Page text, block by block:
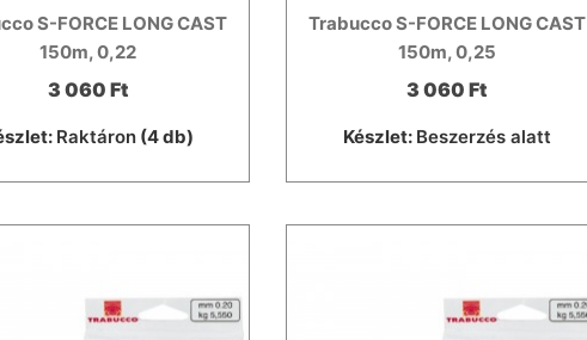
S-FORCE LONG CAST
150m, 0,22
3 060 Ft
Raktáron(4 db)
Trabucco S-FORCE LONG CAST
150m, 0,25
3 060 Ft
Készlet: Beszerzés alatt